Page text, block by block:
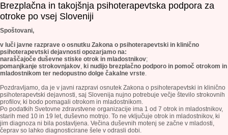
Brezplačna in takojšnja psihoterapevtska podpora za
otroke po vsej Sloveniji
Spoštovani,
v luči javne razprave o osnutku Zakona o psihoterapevtski in klinično
psihoterapevtski dejavnosti opozarjamo na:
naraščajoče duševne stiske otrok in mladostnikov;
pomanjkanje strokovnjakov, ki nudijo brezplačno podporo in pomoč otrokom in
mladostnikom ter nedopustno dolge čakalne vrste.
Pozdravljamo, da je v javni razpravi osnutek Zakona o psihoterapevtski in klinično
psihoterapevtski dejavnosti, saj Slovenija nujno potrebuje večje število strokovnih
profilov, ki bodo pomagali otrokom in mladostnikom.
Po podatkih Svetovne zdravstvene organizacije ima 1 od 7 otrok in mladostnikov,
starih med 10 in 19 let, duševno motnjo. To ne vključuje otrok in mladostnikov, ki
jim diagnoza ni bila postavljena. Večina duševnih motenj se začne v mladosti,
čeprav so lahko diagnosticirane šele v odrasli dobi.